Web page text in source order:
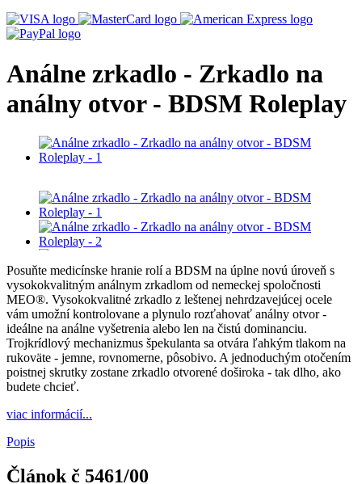
Análne zrkadlo - Zrkadlo na
análny otvor - BDSM Roleplay
Posuňte medicínske hranie rolí a BDSM na úplne novú úroveň s
vysokokvalitným análnym zrkadlom od nemeckej spoločnosti
MEO®. Vysokokvalitné zrkadlo z leštenej nehrdzavejúcej ocele
vám umožní kontrolovane a plynulo rozťahovať análny otvor -
ideálne na análne vyšetrenia alebo len na čistú dominanciu.
Trojkrídlový mechanizmus špekulanta sa otvára ľahkým tlakom na
rukoväte - jemne, rovnomerne, pôsobivo. A jednoduchým otočením
poistnej skrutky zostane zrkadlo otvorené doširoka - tak dlho, ako
budete chcieť.
viac informácií...
Popis
Článok č 5461/00